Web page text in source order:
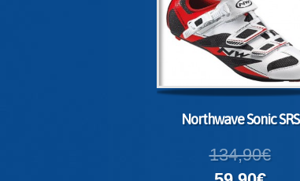
Northwave Sonic SRS
134,90€